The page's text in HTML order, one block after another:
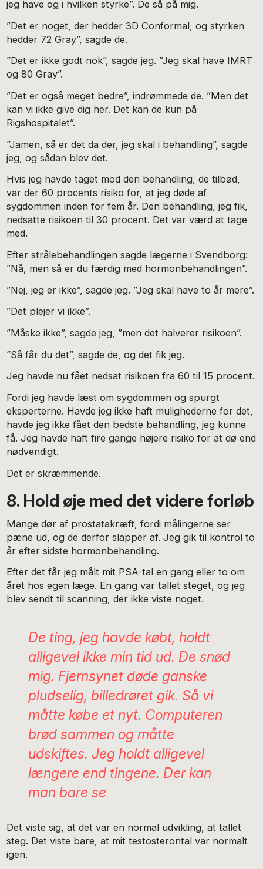
jeg have og i hvilken styrke”. De så på mig.
”Det er noget, der hedder 3D Conformal, og styrken
hedder 72 Gray”, sagde de.
”Det er ikke godt nok”, sagde jeg. ”Jeg skal have IMRT
og 80 Gray”.
”Det er også meget bedre”, indrømmede de. ”Men det
kan vi ikke give dig her. Det kan de kun på
Rigshospitalet”.
”Jamen, så er det da der, jeg skal i behandling”, sagde
jeg, og sådan blev det.
Hvis jeg havde taget mod den behandling, de tilbød,
var der 60 procents risiko for, at jeg døde af
sygdommen inden for fem år. Den behandling, jeg fik,
nedsatte risikoen til 30 procent. Det var værd at tage
med.
Efter strålebehandlingen sagde lægerne i Svendborg:
”Nå, men så er du færdig med hormonbehandlingen”.
”Nej, jeg er ikke”, sagde jeg. ”Jeg skal have to år mere”.
”Det plejer vi ikke”.
”Måske ikke”, sagde jeg, ”men det halverer risikoen”.
”Så får du det”, sagde de, og det fik jeg.
Jeg havde nu fået nedsat risikoen fra 60 til 15 procent.
Fordi jeg havde læst om sygdommen og spurgt
eksperterne. Havde jeg ikke haft mulighederne for det,
havde jeg ikke fået den bedste behandling, jeg kunne
få. Jeg havde haft fire gange højere risiko for at dø end
nødvendigt.
Det er skræmmende.
8. Hold øje med det videre forløb
Mange dør af prostatakræft, fordi målingerne ser
pæne ud, og de derfor slapper af. Jeg gik til kontrol to
år efter sidste hormonbehandling.
Efter det får jeg målt mit PSA-tal en gang eller to om
året hos egen læge. En gang var tallet steget, og jeg
blev sendt til scanning, der ikke viste noget.
De ting, jeg havde købt, holdt
alligevel ikke min tid ud. De snød
mig. Fjernsynet døde ganske
pludselig, billedrøret gik. Så vi
måtte købe et nyt. Computeren
brød sammen og måtte
udskiftes. Jeg holdt alligevel
længere end tingene. Der kan
man bare se
Det viste sig, at det var en normal udvikling, at tallet
steg. Det viste bare, at mit testosterontal var normalt
igen.